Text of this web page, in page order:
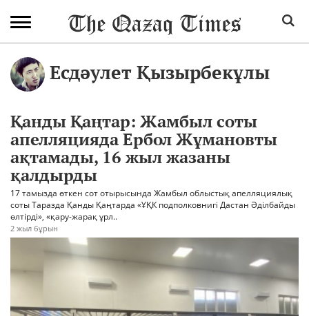
Есдәулет Қызырбекұлы
Қанды Қаңтар: Жамбыл соты
апелляцияда Ербол Жұмановты
ақтамады, 16 жыл жазаны
қалдырды
17 тамызда өткен сот отырысында Жамбыл облыстық апелляциялық
соты Таразда Қанды Қаңтарда «ҰҚК подполковнигі Дастан Әділбайды
өлтірді», «қару-жарақ ұрл..
2 жыл бұрын